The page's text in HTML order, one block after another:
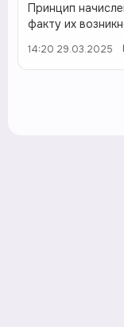
Принцип
факту их
14:20 29.03.2025